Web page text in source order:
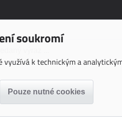
soukromí
k technickým a